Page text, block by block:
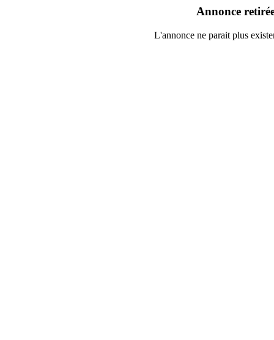
Annonce
L'annonce ne parait plus